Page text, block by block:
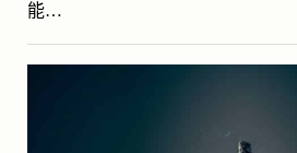
能…